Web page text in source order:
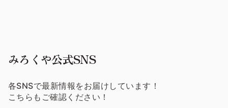
みろくや公式SNS
各SNSで最新情報をお届けしています！
こちらもご確認ください！